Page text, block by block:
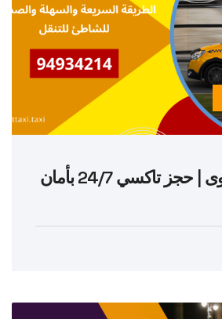
تاكسي في سلوى | حجز تاكسي 24/7 بأمان